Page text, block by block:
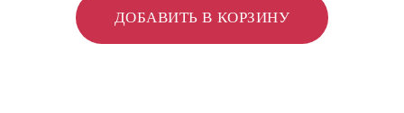
ДОБАВИТЬ В КОРЗИНУ